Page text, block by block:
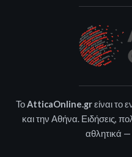
ΤοAtticaOnline.grείναι το
και την Αθήνα. Ειδήσεις,
αθλητικά